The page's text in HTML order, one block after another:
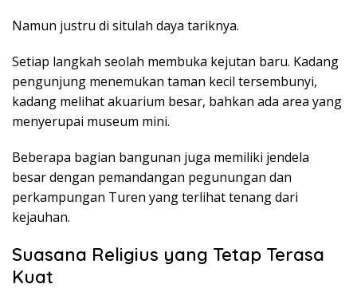
Namun justru di situlah daya tariknya.
Setiap langkah seolah membuka kejutan baru. Kadang
pengunjung menemukan taman kecil tersembunyi,
kadang melihat akuarium besar, bahkan ada area yang
menyerupai museum mini.
Beberapa bagian bangunan juga memiliki jendela
besar dengan pemandangan pegunungan dan
perkampungan Turen yang terlihat tenang dari
kejauhan.
Suasana Religius yang Tetap Terasa
Kuat